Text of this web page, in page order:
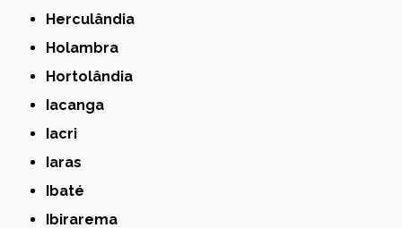
Herculândia
Holambra
Hortolândia
Iacanga
Iacri
Iaras
Ibaté
Ibirarema